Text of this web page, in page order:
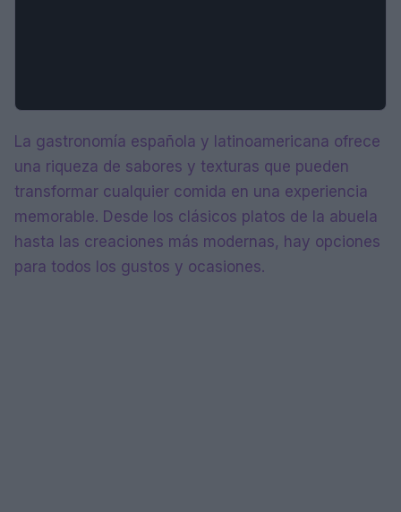
La gastronomía española y latinoamericana ofrece
una riqueza de sabores y texturas que pueden
transformar cualquier comida en una experiencia
memorable. Desde los clásicos platos de la abuela
hasta las creaciones más modernas, hay opciones
para todos los gustos y ocasiones.